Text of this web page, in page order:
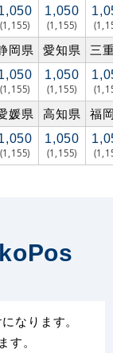
(1,155)
1,050
(1,155)
岡県 愛知県 三
(1,155)
1,050
(1,155)
媛県 高知県 福
(1,155)
1,050
(1,155)
なります。
す。